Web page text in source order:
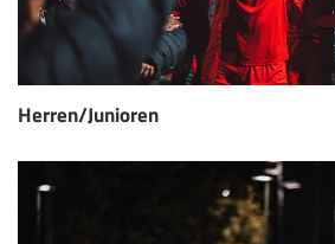
Herren/Junioren